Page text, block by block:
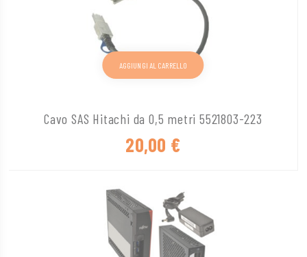
Cavo SAS Hitachi da 0,5 metri 5521803-223
20,00 €
AGGIUNGI AL CARRELLO